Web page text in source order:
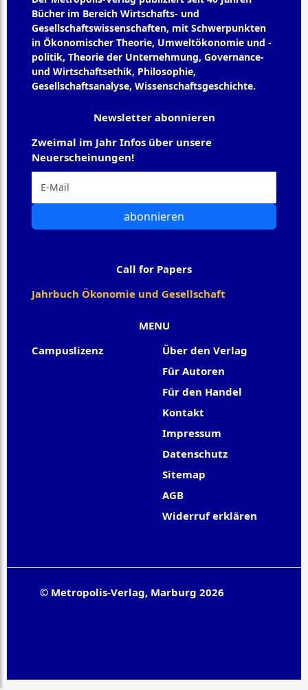
Bücher im Bereich Wirtschafts- und
Gesellschaftswissenschaften, mit Schwerpunkten
in Ökonomischer Theorie, Umweltökonomie und -
politik, Theorie der Unternehmung, Governance-
und Wirtschaftsethik, Philosophie,
Gesellschaftsanalyse, Wissenschaftsgeschichte.
MENU
Campuslizenz
Über den Verlag
Für Autoren
Für den Handel
Kontakt
Impressum
Datenschutz
Sitemap
AGB
Widerruf erklären
Newsletter abonnieren
Zweimal im Jahr Infos über unsere
Neuerscheinungen!
abonnieren
Call for Papers
Jahrbuch Ökonomie und Gesellschaft
© Metropolis-Verlag, Marburg 2026